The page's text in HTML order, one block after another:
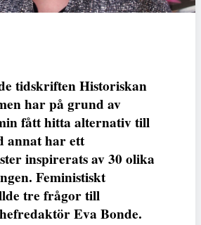
tidskriften Historiskan
har på grund av
fått hitta alternativ till
annat har ett
inspirerats av 30 olika
Feministiskt
tre frågor till
Eva Bonde.